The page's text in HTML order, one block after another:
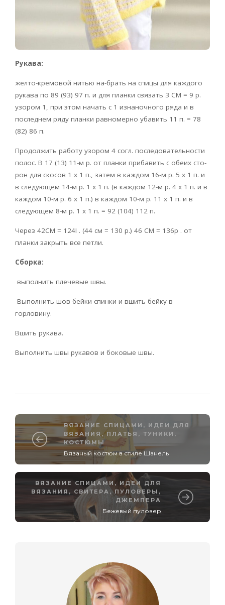
Рукава:
желто-кремовой нитью на-брать на спицы для каждого
рукава по 89 (93) 97 п. и для планки связать 3 CM = 9 р.
узором 1, при этом начать с 1 изнаночного ряда и в
последнем ряду планки равномерно убавить 11 п. = 78
(82) 86 п.
Продолжить работу узором 4 согл. последовательности
полос. В 17 (13) 11-м р. от планки прибавить с обеих сто-
рон для скосов 1 х 1 п., затем в каждом 16-м р. 5 х 1 п. и
в следующем 14-м р. 1 х 1 п. (в каждом 12-м р. 4 х 1 п. и в
каждом 10-м р. 6 х 1 п.) в каждом 10-м р. 11 х 1 п. и в
следующем 8-м р. 1 х 1 п. = 92 (104) 112 п.
Через 42CM = 124I . (44 см = 130 р.) 46 CM = 136p . от
планки закрыть все петли.
Сборка:
выполнить плечевые швы.
Выполнить шов бейки спинки и вшить бейку в
горловину.
Вшить рукава.
Выполнить швы рукавов и боковые швы.
ВЯЗАНИЕ СПИЦАМИ , ИДЕИ ДЛЯ
ВЯЗАНИЯ , ПЛАТЬЯ, ТУНИКИ,
КОСТЮМЫ
Вязаный костюм в стиле Шанель
ВЯЗАНИЕ СПИЦАМИ , ИДЕИ ДЛЯ
ВЯЗАНИЯ , СВИТЕРА, ПУЛОВЕРЫ,
ДЖЕМПЕРА
Бежевый пуловер